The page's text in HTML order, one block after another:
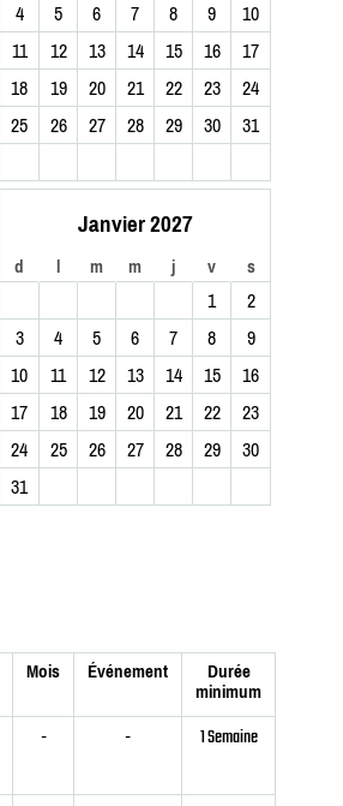
4
5 6 7 8 9
10
11
12 13 14 15 16
17
18
19 20 21 22 23
24
25
26 27 28 29 30 31
Janvier 2027
d l m m j v s
1
2
3
4 5 6 7 8
9
10
11 12 13 14 15
16
17
18 19 20 21 22
23
24
25 26 27 28 29
30
31
Mois Événement
Durée
minimum
- - 1 Semaine